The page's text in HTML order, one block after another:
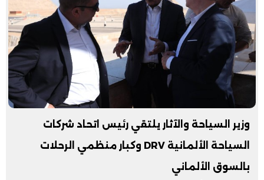
وزير السياحة والآثار يلتقي رئيس اتحاد شركات
السياحة الألمانية DRV وكبار منظمي الرحلات
بالسوق الألماني